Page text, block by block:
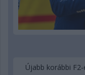
Újabb korábbi